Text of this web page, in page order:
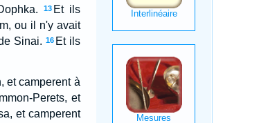
13 Et ils
ou il n'y avait
Sinai. 16 Et ils
et camperent à
Perets, et
et camperent